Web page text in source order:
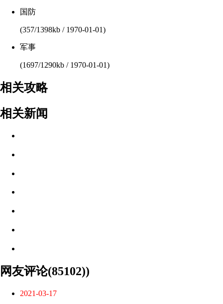
国防
(357/1398kb / 1970-01-01)
军事
(1697/1290kb / 1970-01-01)
相关攻略
相关新闻
网友评论(85102))
2021-03-17